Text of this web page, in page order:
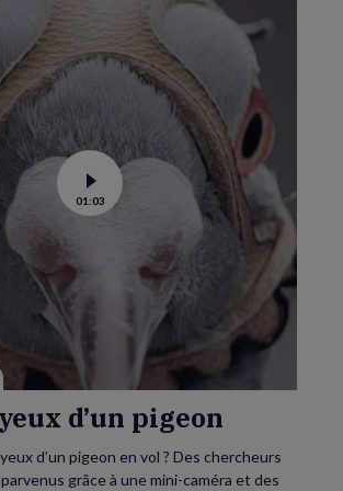
Voir
la
vidéo
01:03
d’un pigeon
d’un pigeon en vol ? Des chercheurs
grâce à une mini-caméra et des